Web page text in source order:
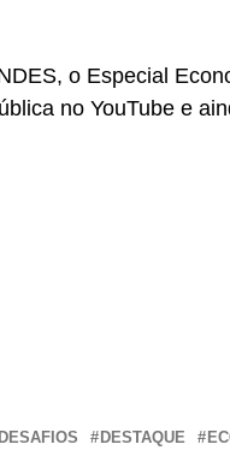
o Especial
no YouTube e
DESAFIOS DESTAQUE